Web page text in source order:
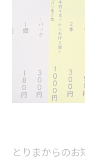
とりまからのお